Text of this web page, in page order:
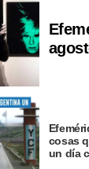
cosas
un día